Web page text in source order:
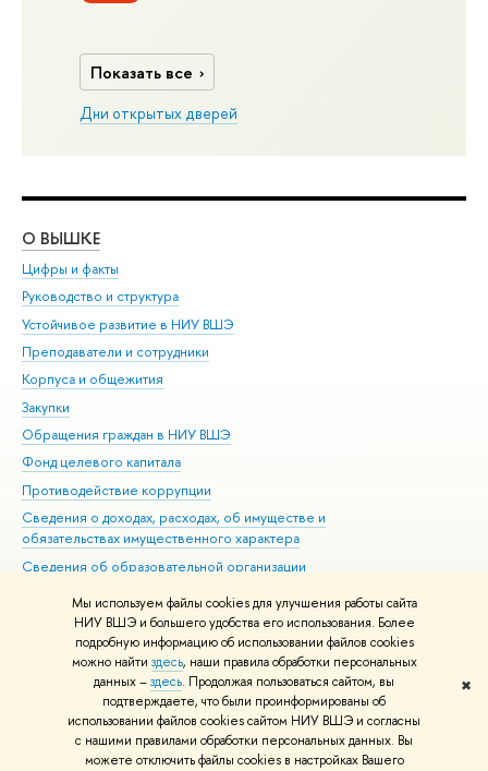
Мы используем файлы cookies для улучшения работы сайта
НИУ ВШЭ и большего удобства его использования. Более
подробную информацию об использовании файлов cookies
можно найти здесь, наши правила обработки персональных
данных –здесь. Продолжая пользоваться сайтом, вы
подтверждаете, что были проинформированы об
использовании файлов cookies сайтом НИУ ВШЭ и согласны
с нашими правилами обработки персональных данных. Вы
можете отключить файлы cookies в настройках Вашего
✖
Показать все
Дни открытых дверей
О ВЫШКЕ
Цифры и факты
Руководство и структура
Устойчивое развитие в НИУ ВШЭ
Преподаватели и сотрудники
Корпуса и общежития
Закупки
Обращения граждан в НИУ ВШЭ
Фонд целевого капитала
Противодействие коррупции
Сведения о доходах, расходах, об имуществе и
обязательствах имущественного характера
Сведения об образовательной организации
Людям с ограниченными возможностями здоровья
Единая платежная страница
Работа в Вышке
© НИУ ВШЭ 1993–2026 Адреса и контакты Условия использования
материалов Политика конфиденциальности Карта сайта
Шрифты HSE Sans и HSE Slab разработаны вШколе дизайна НИУ ВШЭ